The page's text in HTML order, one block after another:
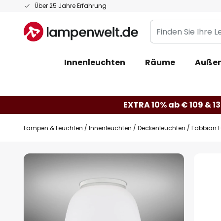
Über 25 Jahre Erfahrung
Zum
springen
Finden
Sie
Leuchte...
Innenleuchten Räume
EXTRA 10% ab € 109 &
Lampen & Leuchten Innenleuchten Deckenleuchten Fabbian
Zum